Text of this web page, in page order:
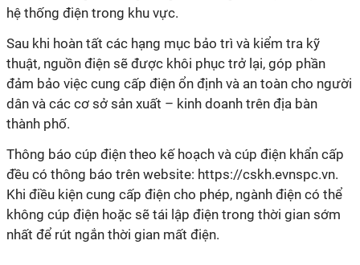
hệ thống điện trong khu vực.
Sau khi hoàn tất các hạng mục bảo trì và kiểm tra kỹ
thuật, nguồn điện sẽ được khôi phục trở lại, góp phần
đảm bảo việc cung cấp điện ổn định và an toàn cho người
dân và các cơ sở sản xuất – kinh doanh trên địa bàn
thành phố.
Thông báo cúp điện theo kế hoạch và cúp điện khẩn cấp
đều có thông báo trên website: https://cskh.evnspc.vn.
Khi điều kiện cung cấp điện cho phép, ngành điện có thể
không cúp điện hoặc sẽ tái lập điện trong thời gian sớm
nhất để rút ngắn thời gian mất điện.